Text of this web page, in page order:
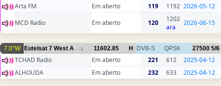
Arta FM
Em aberto 119 1192 2026-05-12
MCD Radio
Em aberto 120
1202
ara
2026-06-15
7.0°W Eutelsat 7 West A 2 11602.85 H DVB-S QPSK 27500 5/6
TCHAD Radio Em aberto 221 612
2025-04-12
ALHOUDA
Em aberto 232 633 2025-04-12